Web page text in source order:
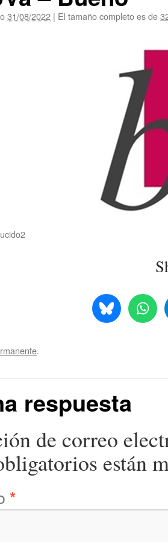
31/08/2022 | El tamaño completo es de
.
respuesta
de correo
están
*